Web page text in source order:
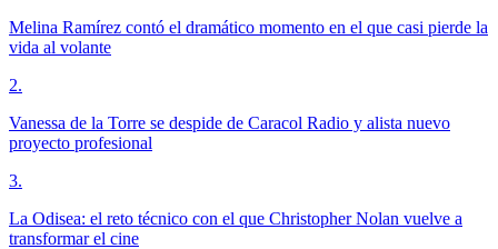
Melina Ramírez contó el dramático momento en el que casi pierde la
vida al volante
2.
Vanessa de la Torre se despide de Caracol Radio y alista nuevo
proyecto profesional
3.
La Odisea: el reto técnico con el que Christopher Nolan vuelve a
transformar el cine